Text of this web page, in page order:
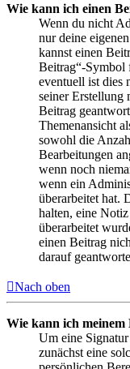
Wie kann ich einen
Wenn du nicht
nur deine
kannst einen
Beitrag“-Symbol
eventuell ist dies
seiner Erstellung
Beitrag
Themenansicht
sowohl die
Bearbeitungen
wenn noch
wenn ein
überarbeitet hat.
halten, eine
überarbeitet
einen Beitrag
darauf
Nach oben
Wie kann ich meinem
Um eine
zunächst eine